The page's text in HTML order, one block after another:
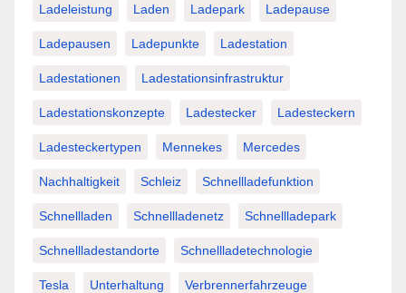
Ladeleistung Laden Ladepark Ladepause
Ladepausen Ladepunkte Ladestation
Ladestationen Ladestationsinfrastruktur
Ladestationskonzepte Ladestecker Ladesteckern
Ladesteckertypen Mennekes Mercedes
Nachhaltigkeit Schleiz Schnellladefunktion
Schnellladen Schnellladenetz Schnellladepark
Schnellladestandorte Schnellladetechnologie
Tesla Unterhaltung Verbrennerfahrzeuge